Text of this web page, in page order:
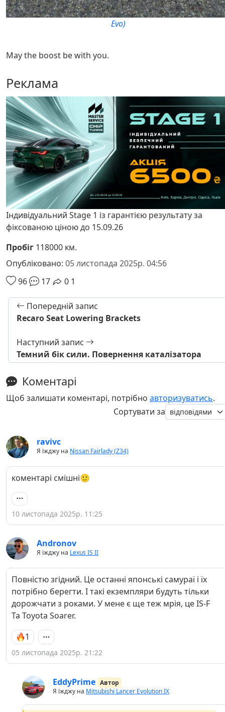
Evo)
May the boost be with you.
Реклама
Індивідуальний Stage 1 із гарантією результату за
фіксованою ціною до 15.09.26
Пробіг 118000 км.
Опубліковано: 05 листопада 2025р. 04:56
96
17 0 1
Попередній запис
Recaro Seat Lowering Brackets
Наступний запис
Темний бік сили. Повернення каталізатора
Коментарі
Щоб залишати коментарі, потрібно авторизуватись.
Сортувати за
ravivc
Я їжджу на Nissan Fairlady (Z34)
коментарі смішні🙂
10 листопада 2025р. 11:25
Andronov
Я їжджу на Lexus IS II
Повністю згідний. Це останні японські самураї і їх
потрібно берегти. І такі екземпляри будуть тільки
дорожчати з роками. У мене є ще теж мрія, це IS-F
Та Toyota Soarer.
1
05 листопада 2025р. 21:22
EddyPrime Автор
Я їжджу на Mitsubishi Lancer Evolution IX